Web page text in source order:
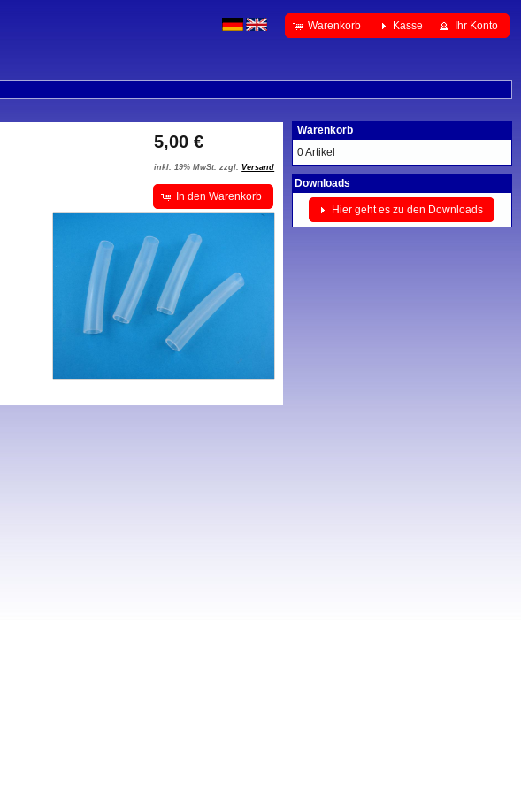
Warenkorb Kasse Ihr Konto
5,00 €
inkl. 19% MwSt. zzgl.Versand
In den Warenkorb
Warenkorb
0 Artikel
Downloads
Hier geht es zu den Downloads